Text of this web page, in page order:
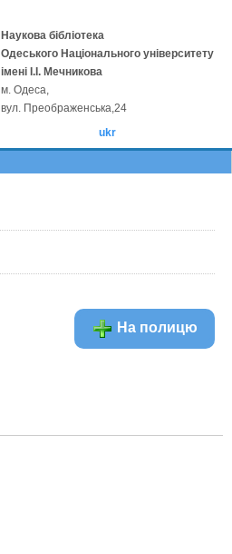
Наукова бібліотека
Одеського Національного університету
імені І.І. Мечникова
м. Одеса,
вул. Преображенська,24
ukr
На полицю